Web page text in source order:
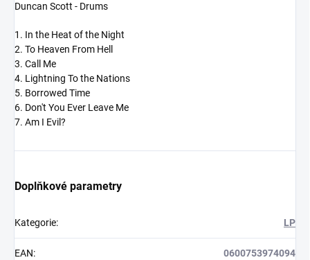
Duncan Scott - Drums
1. In the Heat of the Night
2. To Heaven From Hell
3. Call Me
4. Lightning To the Nations
5. Borrowed Time
6. Don't You Ever Leave Me
7. Am I Evil?
Doplňkové parametry
Kategorie: LP
EAN: 0600753974094